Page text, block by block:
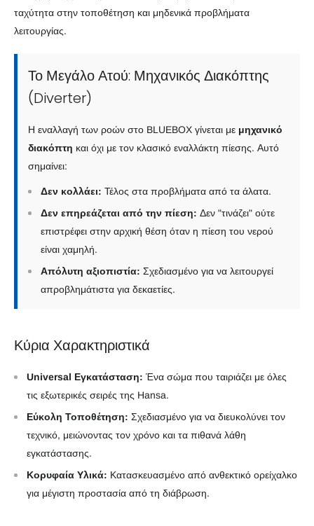
ταχύτητα στην τοποθέτηση και μηδενικά προβλήματα
λειτουργίας.
Το Μεγάλο Ατού: Μηχανικός Διακόπτης
(Diverter)
Η εναλλαγή των ροών στο BLUEBOX γίνεται με μηχανικό
διακόπτη και όχι με τον κλασικό εναλλάκτη πίεσης. Αυτό
σημαίνει:
Δεν κολλάει: Τέλος στα προβλήματα από τα άλατα.
Δεν επηρεάζεται από την πίεση: Δεν "τινάζει" ούτε
επιστρέφει στην αρχική θέση όταν η πίεση του νερού
είναι χαμηλή.
Απόλυτη αξιοπιστία: Σχεδιασμένο για να λειτουργεί
απροβλημάτιστα για δεκαετίες.
Κύρια Χαρακτηριστικά
Universal Εγκατάσταση: Ένα σώμα που ταιριάζει με όλες
τις εξωτερικές σειρές της Hansa.
Εύκολη Τοποθέτηση: Σχεδιασμένο για να διευκολύνει τον
τεχνικό, μειώνοντας τον χρόνο και τα πιθανά λάθη
εγκατάστασης.
Κορυφαία Υλικά: Κατασκευασμένο από ανθεκτικό ορείχαλκο
για μέγιστη προστασία από τη διάβρωση.